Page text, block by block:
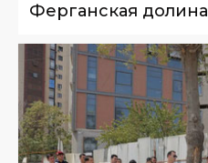
Ферганская долина